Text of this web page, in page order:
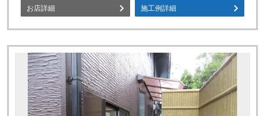
お店詳細 施工例詳細